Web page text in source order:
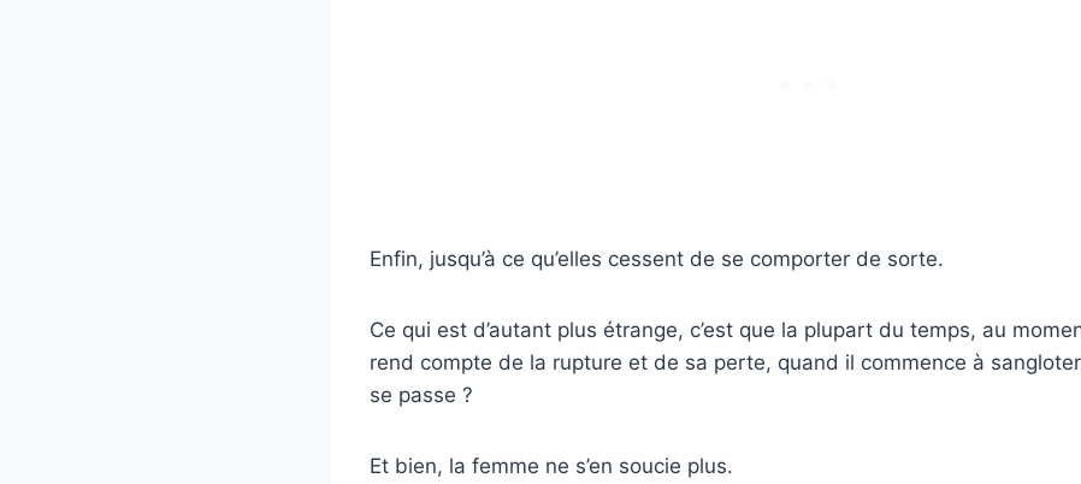
Enfin, jusqu’à ce qu’elles cessent de se comporter de sorte.
Ce qui est d’autant plus étrange, c’est que la plupart du temps, au
rend compte de la rupture et de sa perte, quand il commence à
se passe ?
Et bien, la femme ne s’en soucie plus.